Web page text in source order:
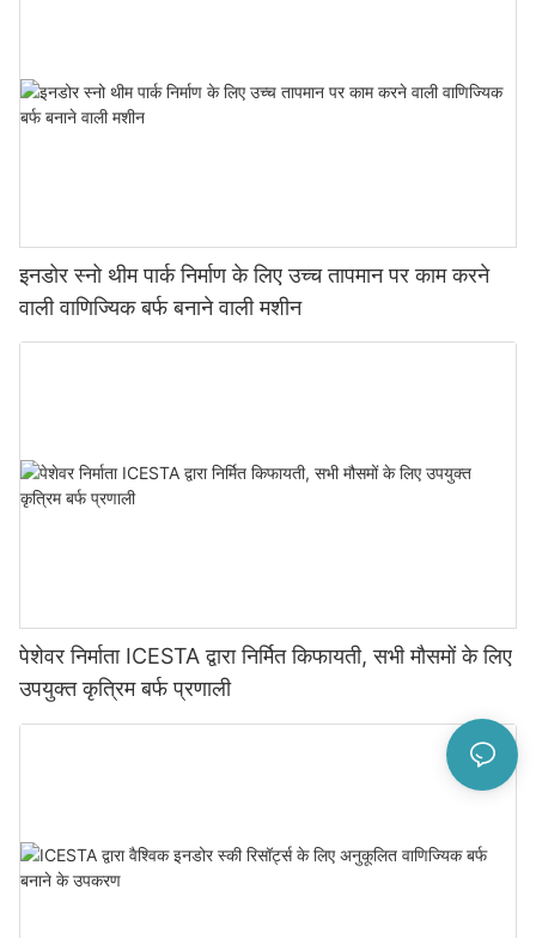
इनडोर स्नो थीम पार्क निर्माण के लिए उच्च तापमान पर काम करने
वाली वाणिज्यिक बर्फ बनाने वाली मशीन
पेशेवर निर्माता ICESTA द्वारा निर्मित किफायती, सभी मौसमों के लिए
उपयुक्त कृत्रिम बर्फ प्रणाली